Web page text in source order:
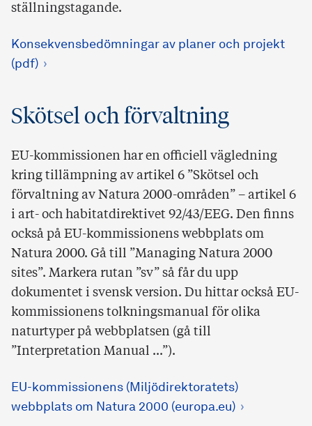
ställningstagande.
Konsekvensbedömningar av planer och projekt
(pdf)
Skötsel och förvaltning
EU-kommissionen har en officiell vägledning
kring tillämpning av artikel 6 ”Skötsel och
förvaltning av Natura 2000-områden” – artikel 6
i art- och habitatdirektivet 92/43/EEG. Den finns
också på EU-kommissionens webbplats om
Natura 2000. Gå till ”Managing Natura 2000
sites”. Markera rutan ”sv” så får du upp
dokumentet i svensk version. Du hittar också EU-
kommissionens tolkningsmanual för olika
naturtyper på webbplatsen (gå till
”Interpretation Manual ...”).
EU-kommissionens (Miljödirektoratets)
webbplats om Natura 2000 (europa.eu)